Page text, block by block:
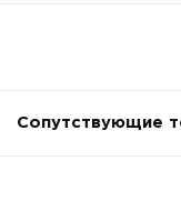
Сопутствующие